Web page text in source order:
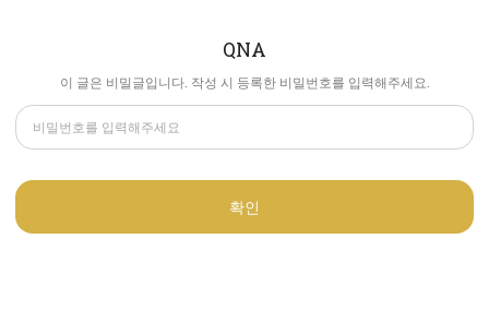
QNA
이 글은 비밀글입니다. 작성 시 등록한 비밀번호를 입력해주세요.
확인